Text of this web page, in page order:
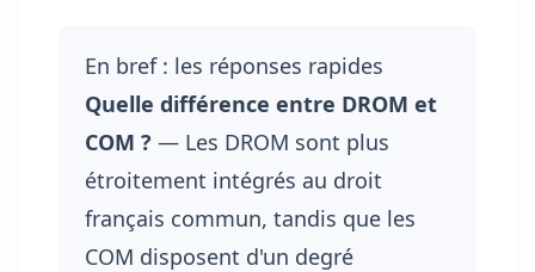
En bref : les réponses rapides
Quelle différence entre DROM et
COM ? — Les DROM sont plus
étroitement intégrés au droit
français commun, tandis que les
COM disposent d'un degré